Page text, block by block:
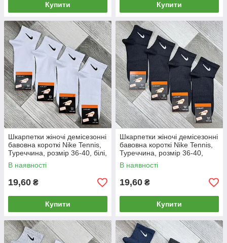
Купити Купити
Шкарпетки жіночі демісезонні
бавовна короткі Nike Tennis,
Туреччина, розмір 36-40, білі,
05179
В наявності
19,60 ₴
Купити
Шкарпетки жіночі демісезонні
бавовна короткі Nike Tennis,
Туреччина, розмір 36-40,
чорні, 05180
В наявності
19,60 ₴
Купити